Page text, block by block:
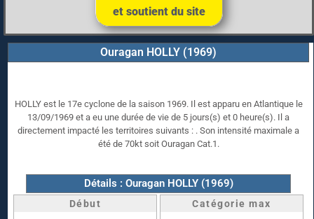
et soutient du site
Ouragan HOLLY (1969)
HOLLY est le 17e cyclone de la saison 1969. Il est apparu en Atlantique le
13/09/1969 et a eu une durée de vie de 5 jours(s) et 0 heure(s). Il a
directement impacté les territoires suivants : . Son intensité maximale a
été de 70kt soit Ouragan Cat.1.
Détails : Ouragan HOLLY (1969)
Début Catégorie max